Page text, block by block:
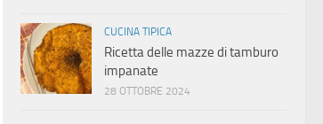
CUCINA TIPICA
Ricetta delle mazze di tamburo
impanate
28 OTTOBRE 2024